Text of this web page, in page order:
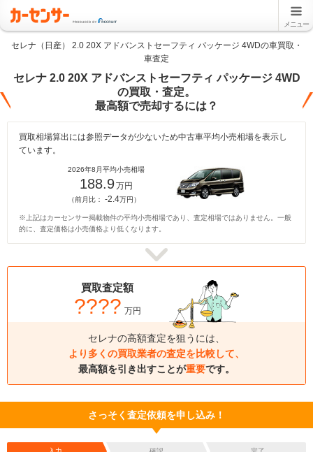
メニュー
セレナ（日産） 2.0 20X アドバンストセーフティ パッケージ 4WDの車買取・
車査定
セレナ 2.0 20X アドバンストセーフティ パッケージ 4WD
の買取・査定。
最高額で売却するには？
買取相場算出には参照データが少ないため中古車平均小売相場を表示し
ています。
2026年8月平均小売相場
188.9万円
（前月比： -2.4万円）
※上記はカーセンサー掲載物件の平均小売相場であり、査定相場ではありません。一般
的に、査定価格は小売価格より低くなります。
買取査定額
???? 万円
セレナの高額査定を狙うには、
より多くの買取業者の査定を比較して、
最高額を引き出すことが重要です。
さっそく査定依頼を申し込み！